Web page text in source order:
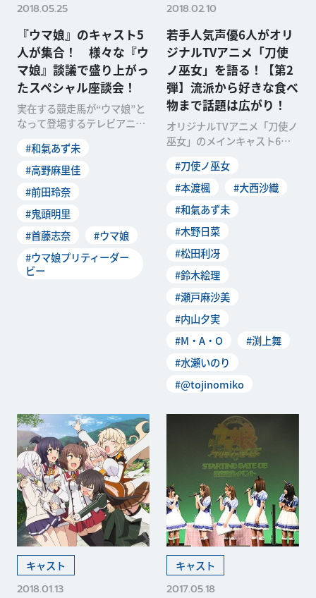
2018.05.25
『ウマ娘』のキャスト5
人が集合！ 様々な『ウ
マ娘』談議で盛り上がっ
たスペシャル座談会！
実在する競走馬が“ウマ娘”と
なって登場するテレビアニメ
ー』。アニメ好きのみ
#和氣あず未
#高野麻里佳
#前田玲奈
#鬼頭明里
#首藤志奈
#ウマ娘
#ウマ娘プリティーダー
ビー
2018.02.10
若手人気声優6人がオリ
ジナルTVアニメ「刀使
ノ巫女」を語る！【第2
弾】流派から好きな食べ
物まで話題は広がり！
オリジナルTVアニメ「刀使ノ
巫女」のメインキャスト6人
となっている剣術に関
#刀使ノ巫女
#本渡楓
#大西沙織
#和氣あず未
#木野日菜
#松田利冴
#鈴木絵理
#瀬戸麻沙美
#内山夕実
#M・A・O
#渕上舞
#水瀬いのり
#@tojinomiko
キャスト
2018.01.13
キャスト
2017.05.18